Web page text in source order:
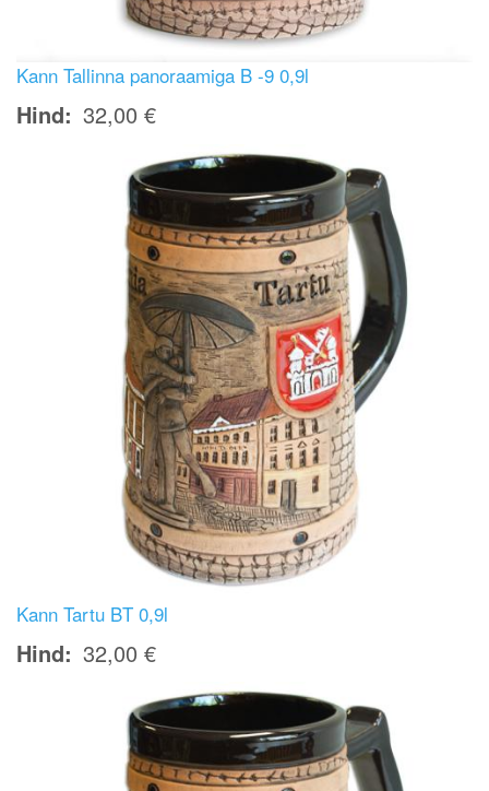
Kann Tallinna panoraamiga B -9 0,9l
Hind 32,00 €
Kann Tartu BT 0,9l
Hind 32,00 €